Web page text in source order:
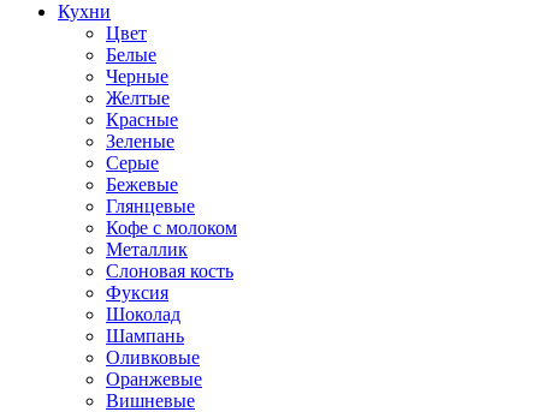
Кухни
Цвет
Белые
Черные
Желтые
Красные
Зеленые
Серые
Бежевые
Глянцевые
Кофе с молоком
Металлик
Слоновая кость
Фуксия
Шоколад
Шампань
Оливковые
Оранжевые
Вишневые